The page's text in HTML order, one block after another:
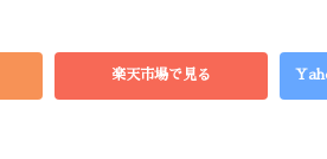
楽天市場で見る